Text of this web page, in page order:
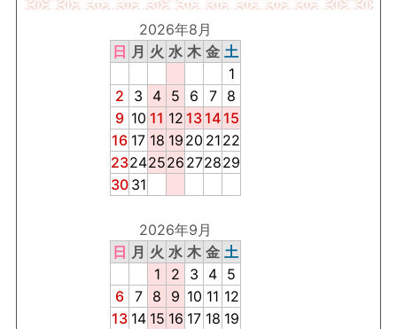
2026年8月
日 月 火 水 木 金 土
1
2
3 4 5 6 7
8
9 10 11 12 13 14 15
16 17 18 19 20 21 22
23242526 272829
30 31
2026年9月
日 月 火 水 木 金 土
1
2 3 4 5
6 7 8 9 10 11 12
13 14 15 16 17 18 19